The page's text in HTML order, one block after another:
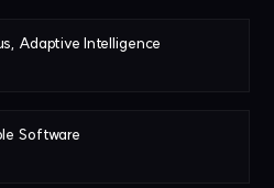
Adaptive Intelligence
Software